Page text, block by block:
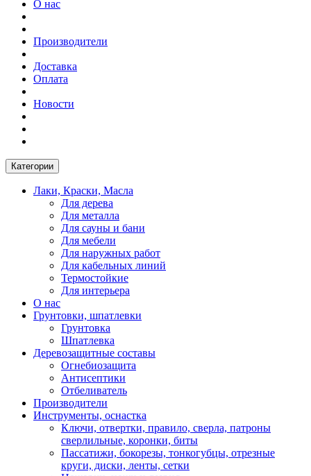
О нас
Производители
Доставка
Оплата
Новости
Категории
Лаки, Краски, Масла
Для дерева
Для металла
Для сауны и бани
Для мебели
Для наружных работ
Для кабельных линий
Термостойкие
Для интерьера
О нас
Грунтовки, шпатлевки
Грунтовка
Шпатлевка
Деревозащитные составы
Огнебиозащита
Антисептики
Отбеливатель
Производители
Инструменты, оснастка
Ключи, отвертки, правило, сверла, патроны
сверлильные, коронки, биты
Пассатижи, бокорезы, тонкогубцы, отрезные
круги, диски, ленты, сетки